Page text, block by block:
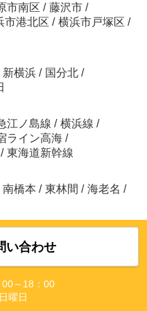
市南区 / 藤沢市 /
市港北区 / 横浜市戸塚区 /
新横浜 / 国分北 /
江ノ島線 / 横浜線 /
ライン高海 /
/ 東海道新幹線
南橋本 / 東林間 / 海老名 /
い合わせ
00～18：00
日曜日